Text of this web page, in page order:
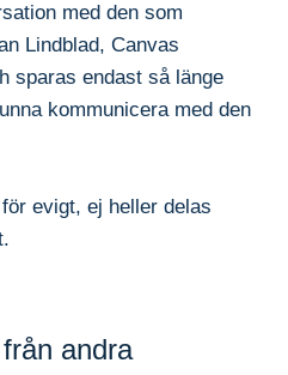
med den som
Lindblad, Canvas
sparas endast så länge
kommunicera med den
evigt, ej heller delas
andra